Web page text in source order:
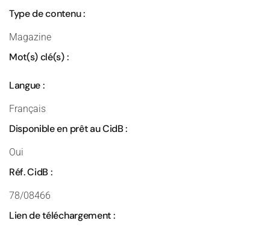
Type de contenu :
Magazine
Mot(s) clé(s) :
Langue :
Français
Disponible en prêt au CidB :
Oui
Réf. CidB :
78/08466
Lien de téléchargement :